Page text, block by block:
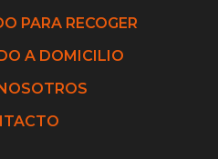
PARA RECOGER
A DOMICILIO